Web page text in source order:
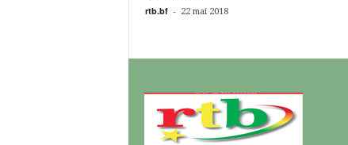
rtb.bf - 22 mai 2018